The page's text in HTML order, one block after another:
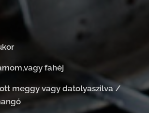
fahéj
meggy vagy datolyaszilva /